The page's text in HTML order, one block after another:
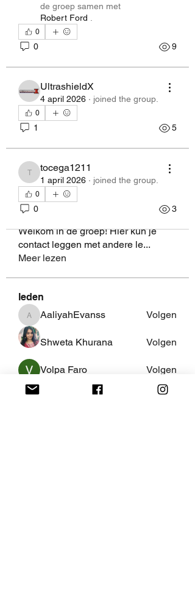
de groep samen met
Robert Ford
0
0 9
UltrashieldX
4 april 2026 · joined the group.
0
1 5
tocega1211
tocega1211
1 april 2026 · joined the group.
0
0 3
Over
Welkom in de groep! Hier kun je
contact leggen met andere le...
Meer lezen
leden
AaliyahEvanss
AaliyahEvanss Volgen
Shweta Khurana Volgen
Volpa Faro
Volgen
Leo Jackson
Volgen